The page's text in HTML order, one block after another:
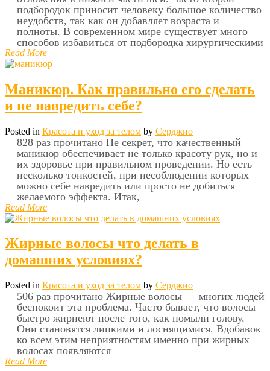
подбородок приносит человеку большое количество
неудобств, так как он добавляет возраста и
полноты. В современном мире существует много
способов избавиться от подбородка хирургическими
Read More
Маникюр. Как правильно его сделать
и не навредить себе?
Posted in Красота и уход за телом by Серджио
828 раз прочитано Не секрет, что качественный
маникюр обеспечивает не только красоту рук, но и
их здоровье при правильном проведении. Но есть
несколько тонкостей, при несоблюдении которых
можно себе навредить или просто не добиться
желаемого эффекта. Итак,
Read More
Жирные волосы что делать в
домашних условиях?
Posted in Красота и уход за телом by Серджио
506 раз прочитано Жирные волосы — многих людей
беспокоит эта проблема. Часто бывает, что волосы
быстро жирнеют после того, как помыли голову.
Они становятся липкими и лоснящимися. Вдобавок
ко всем этим неприятностям именно при жирных
волосах появляются
Read More